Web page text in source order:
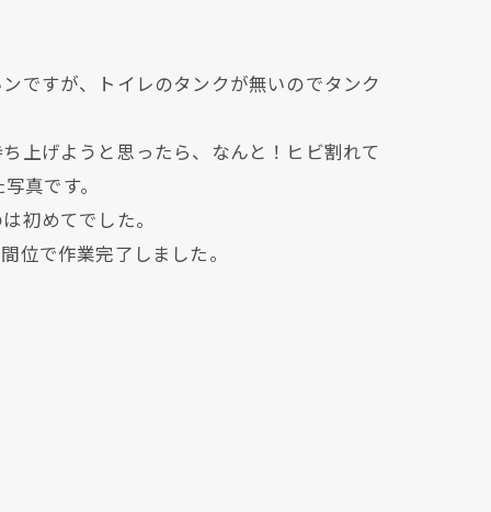
ですが、トイレのタンクが無いのでタンク
上げようと思ったら、なんと！ヒビ割れて
真です。
初めてでした。
位で作業完了しました。